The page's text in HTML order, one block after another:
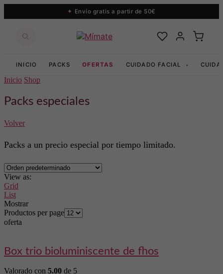
Envío gratis a partir de 50€
INICIO PACKS OFERTAS CUIDADO FACIAL ▾
Inicio Shop
Packs especiales
Volver
Packs a un precio especial por tiempo limitado.
View as:
Grid
List
Mostrar
Productos per page
oferta
box trio bioluminiscente de fhos
Valorado con 5.00 de 5